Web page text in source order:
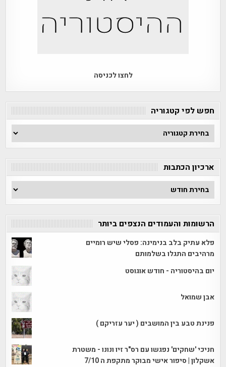
לחצו לכניסה
חפש לפי קטגוריה
חפש
לפי
ארכיון הכתבות
ארכיון
הכתבות
הרשומות והעמודים הנצפים ביותר
פלא עתיק בלב בנימינה: פסלי שיש רומיים
מרהיבים התגלו בשלמותם
יום בהיסטוריה - חודש אוגוסט
אבן שמואל
פנינת טבע בין המושבים ( יער עזריקם )
חניכי 'שחקים' נפגשו עם רס"ר זיו ונונו - משטרת
אשקלון | סיפור אישי מבוקר מתקפת ה 7/10